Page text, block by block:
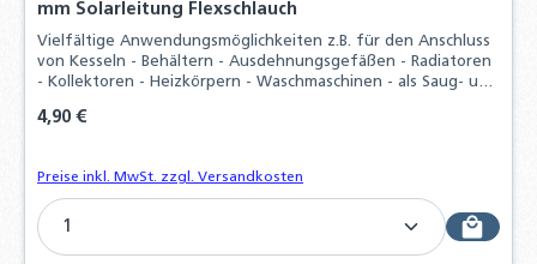
mm Solarleitung Flexschlauch
Vielfältige Anwendungsmöglichkeiten z.B. für den Anschluss
von Kesseln - Behältern - Ausdehnungsgefäßen - Radiatoren
- Kollektoren - Heizkörpern - Waschmaschinen - als Saug- und
Materialaufwand und der präzisen
Regulärer Preis:
4,90 €
Preise inkl. MwSt. zzgl. Versandkosten
Produkt Anzahl: Gib den gewünschten Wert